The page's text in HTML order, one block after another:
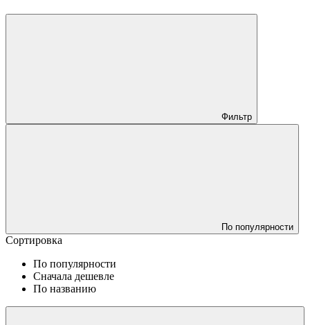
Фильтр
По популярности
Сортировка
По популярности
Сначала дешевле
По названию